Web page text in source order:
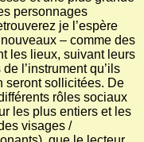
personnages
je l’espère
– comme des
les lieux, suivant leurs
l’instrument qu’ils
seront sollicitées. De
rôles sociaux
les plus entiers et les
visages /